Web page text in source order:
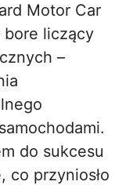
Motor Car
bore liczący
–
do sukcesu
co przyniosło